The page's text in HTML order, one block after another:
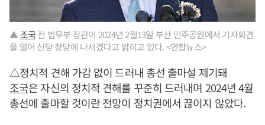
▲조국전 법무부 장관이 2024년 2월13일 부산 민주공원에서 기자회견
을 열어 신당 창당에 나서겠다고 밝히고 있다. <연합뉴스>
△정치적 견해 가감 없이 드러내 총선 출마설 제기돼
조국은 자신의 정치적 견해를 꾸준히 드러내며 2024년 4월
총선에 출마할 것이란 전망이 정치권에서 끊이지 않았다.